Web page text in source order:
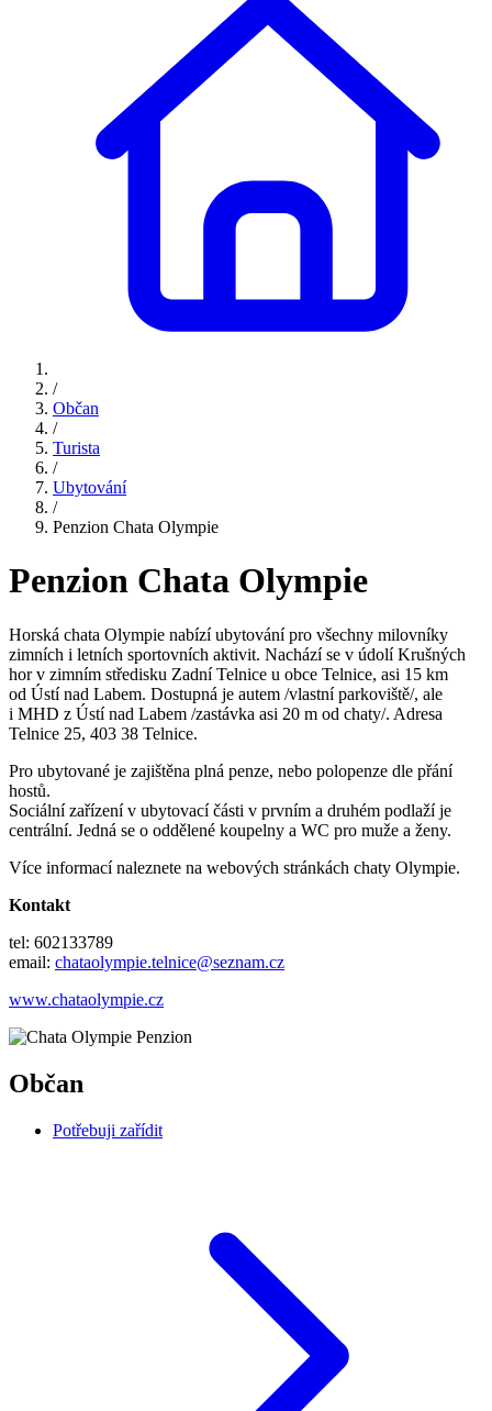
/
Občan
/
Turista
/
Ubytování
/
Penzion Chata Olympie
Penzion Chata Olympie
Horská chata Olympie nabízí ubytování pro všechny milovníky
zimních i letních sportovních aktivit. Nachází se v údolí Krušných
hor v zimním středisku Zadní Telnice u obce Telnice, asi 15 km
od Ústí nad Labem. Dostupná je autem /vlastní parkoviště/, ale
i MHD z Ústí nad Labem /zastávka asi 20 m od chaty/. Adresa
Telnice 25, 403 38 Telnice.
Pro ubytované je zajištěna plná penze, nebo polopenze dle přání
hostů.
Sociální zařízení v ubytovací části v prvním a druhém podlaží je
centrální. Jedná se o oddělené koupelny a WC pro muže a ženy.
Více informací naleznete na webových stránkách chaty Olympie.
Kontakt
tel: 602133789
email: chataolympie.telnice@seznam.cz
www.chataolympie.cz
Občan
Potřebuji zařídit